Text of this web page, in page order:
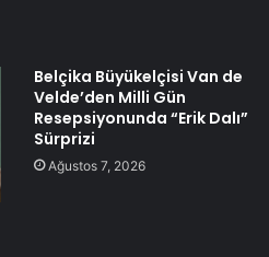
Belçika Büyükelçisi Van de
Velde’den Milli Gün
Resepsiyonunda “Erik Dalı”
Sürprizi
Ağustos 7, 2026